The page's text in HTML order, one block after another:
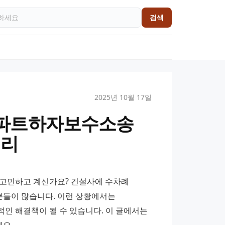
검색
2025년 10월 17일
트하자보수소송
민하고 계신가요? 건설사에 수차례
이 많습니다. 이런 상황에서는
해결책이 될 수 있습니다. 이 글에서는